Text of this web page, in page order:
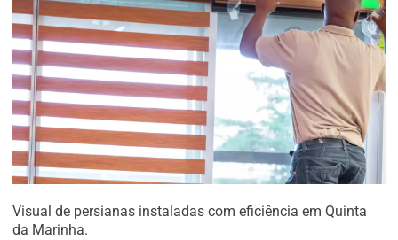
Visual de persianas instaladas com eficiência em Quinta
da Marinha.